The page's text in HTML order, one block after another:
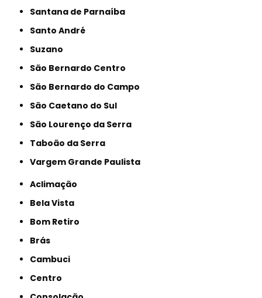
Santana de Parnaíba
Santo André
Suzano
São Bernardo Centro
São Bernardo do Campo
São Caetano do Sul
São Lourenço da Serra
Taboão da Serra
Vargem Grande Paulista
Aclimação
Bela Vista
Bom Retiro
Brás
Cambuci
Centro